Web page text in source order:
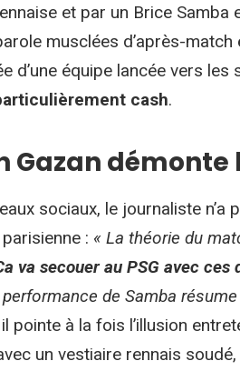
et par un Brice
musclées d’après-
d’une équipe lancée vers les
cash.
Gazan
sociaux, le journaliste
: « La théorie du
va secouer au PSG avec
performance de Samba
pointe à la fois l’illusion
un vestiaire rennais